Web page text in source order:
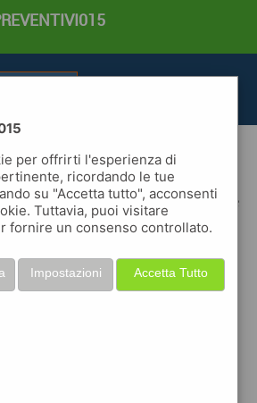
professionali per il settore bici
rappresenta la tua attivita' nel settore
bici
modello completo di copertina, testo di
per le condizioni,
solo un modello griglia.
per offrirti l'esperienza di
ricordando le tue
su "Accetta tutto", acconsenti
Tuttavia, puoi visitare
fornire un consenso controllato.
Accetta Tutto
Impostazioni